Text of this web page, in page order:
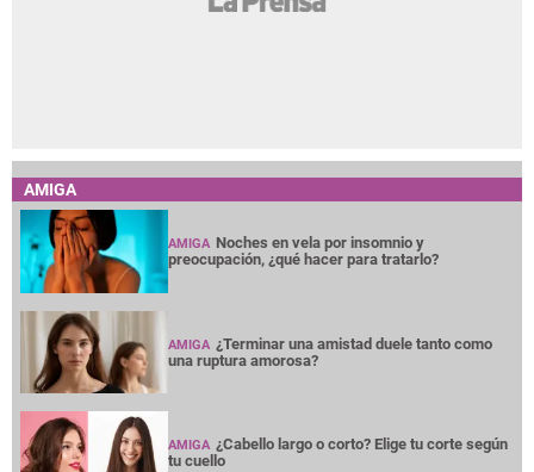
AMIGA
AMIGA Noches en vela por insomnio y
preocupación, ¿qué hacer para tratarlo?
AMIGA ¿Terminar una amistad duele tanto como
una ruptura amorosa?
AMIGA ¿Cabello largo o corto? Elige tu corte según
tu cuello